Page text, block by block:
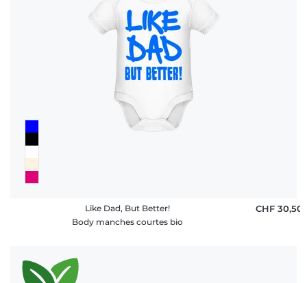
Like Dad, But Better!
Body manches courtes bio
CHF 30,50